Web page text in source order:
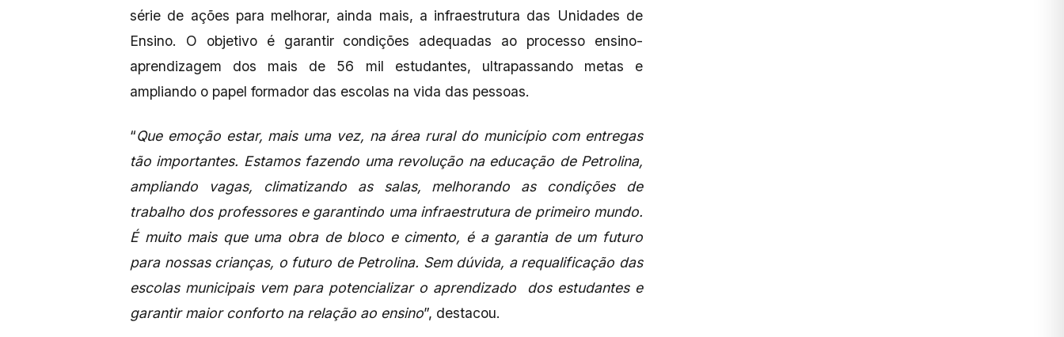
série de ações para melhorar, ainda mais, a infraestrutura das Unidades de
Ensino. O objetivo é garantir condições adequadas ao processo ensino-
aprendizagem dos mais de 56 mil estudantes, ultrapassando metas e
ampliando o papel formador das escolas na vida das pessoas.
“Que emoção estar, mais uma vez, na área rural do município com entregas
tão importantes. Estamos fazendo uma revolução na educação de Petrolina,
ampliando vagas, climatizando as salas, melhorando as condições de
trabalho dos professores e garantindo uma infraestrutura de primeiro mundo.
É muito mais que uma obra de bloco e cimento, é a garantia de um futuro
para nossas crianças, o futuro de Petrolina. Sem dúvida, a requalificação das
escolas municipais vem para potencializar o aprendizado dos estudantes e
garantir maior conforto na relação ao ensino”, destacou.